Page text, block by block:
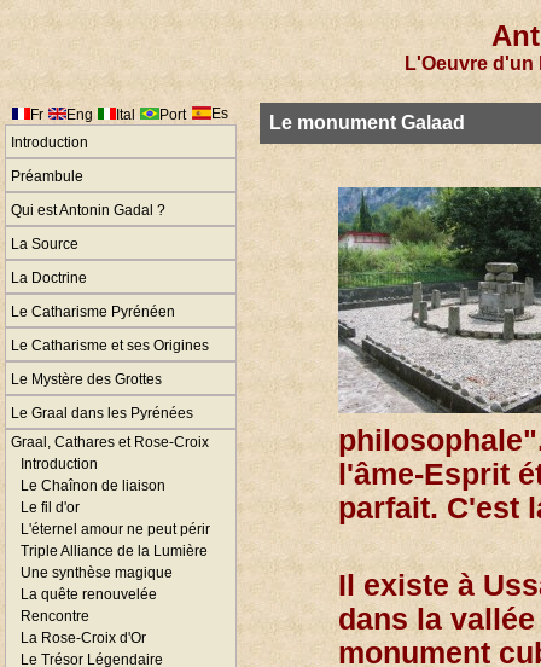
L'Oeuvre
Fr Eng Ital Port
Es
Introduction
Préambule
Qui est Antonin Gadal ?
La Source
La Doctrine
Le Catharisme Pyrénéen
Le Catharisme et ses Origines
Le Mystère des Grottes
Le Graal dans les Pyrénées
Graal, Cathares et Rose-Croix
Introduction
Le Chaînon de liaison
Le fil d'or
L'éternel amour ne peut périr
Triple Alliance de la Lumière
Une synthèse magique
La quête renouvelée
Rencontre
La Rose-Croix d'Or
Le Trésor Légendaire
Le monument Galaad
l'âme-Esprit
parfait. C'est
Il existe à
dans la
monument